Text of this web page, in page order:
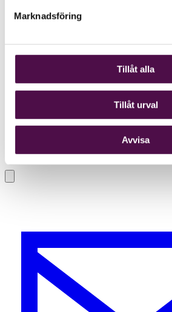
Marknadsföring
Tillåt alla
Tillåt urval
Avvisa